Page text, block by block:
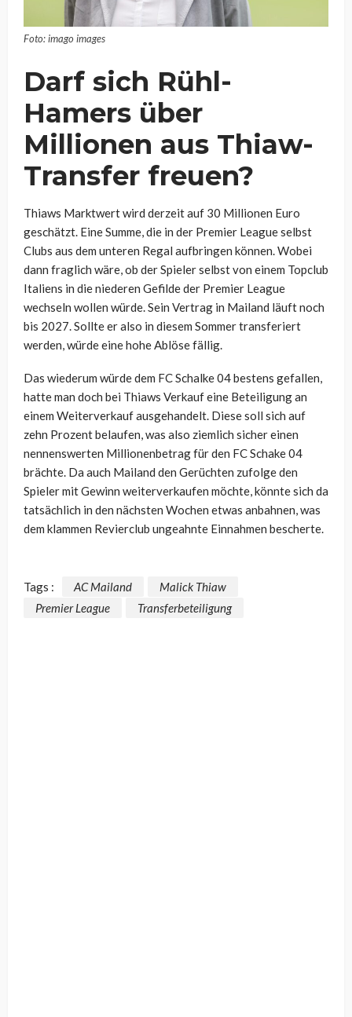
Foto: imago images
Darf sich Rühl-
Hamers über
Millionen aus Thiaw-
Transfer freuen?
Thiaws Marktwert wird derzeit auf 30 Millionen Euro
geschätzt. Eine Summe, die in der Premier League selbst
Clubs aus dem unteren Regal aufbringen können. Wobei
dann fraglich wäre, ob der Spieler selbst von einem Topclub
Italiens in die niederen Gefilde der Premier League
wechseln wollen würde. Sein Vertrag in Mailand läuft noch
bis 2027. Sollte er also in diesem Sommer transferiert
werden, würde eine hohe Ablöse fällig.
Das wiederum würde dem FC Schalke 04 bestens gefallen,
hatte man doch bei Thiaws Verkauf eine Beteiligung an
einem Weiterverkauf ausgehandelt. Diese soll sich auf
zehn Prozent belaufen, was also ziemlich sicher einen
nennenswerten Millionenbetrag für den FC Schake 04
brächte. Da auch Mailand den Gerüchten zufolge den
Spieler mit Gewinn weiterverkaufen möchte, könnte sich da
tatsächlich in den nächsten Wochen etwas anbahnen, was
dem klammen Revierclub ungeahnte Einnahmen bescherte.
Tags : AC Mailand
Malick Thiaw
Premier League
Transferbeteiligung